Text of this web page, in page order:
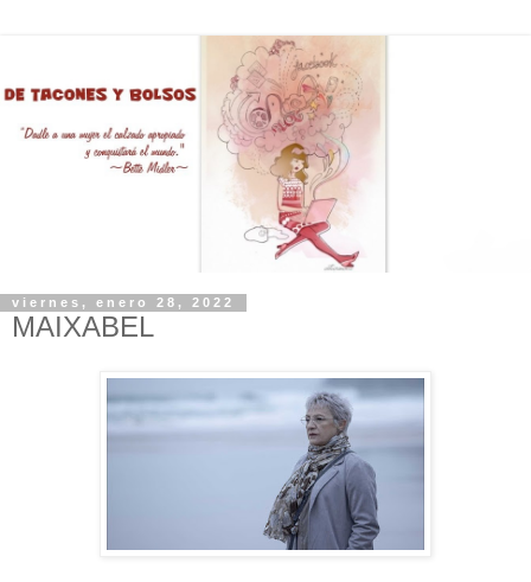
viernes, enero 28, 2022
MAIXABEL